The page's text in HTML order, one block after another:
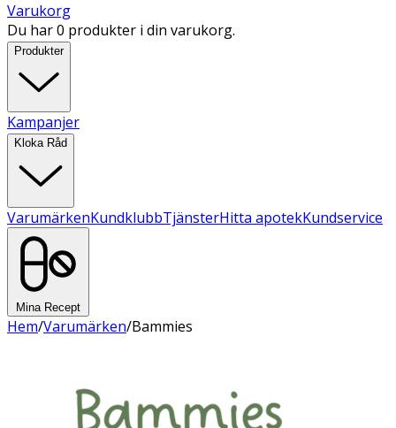
Varukorg
Du har 0 produkter i din varukorg.
Produkter
Kampanjer
Kloka Råd
VarumärkenKundklubbTjänsterHitta apotekKundservice
Mina Recept
Hem/Varumärken/Bammies